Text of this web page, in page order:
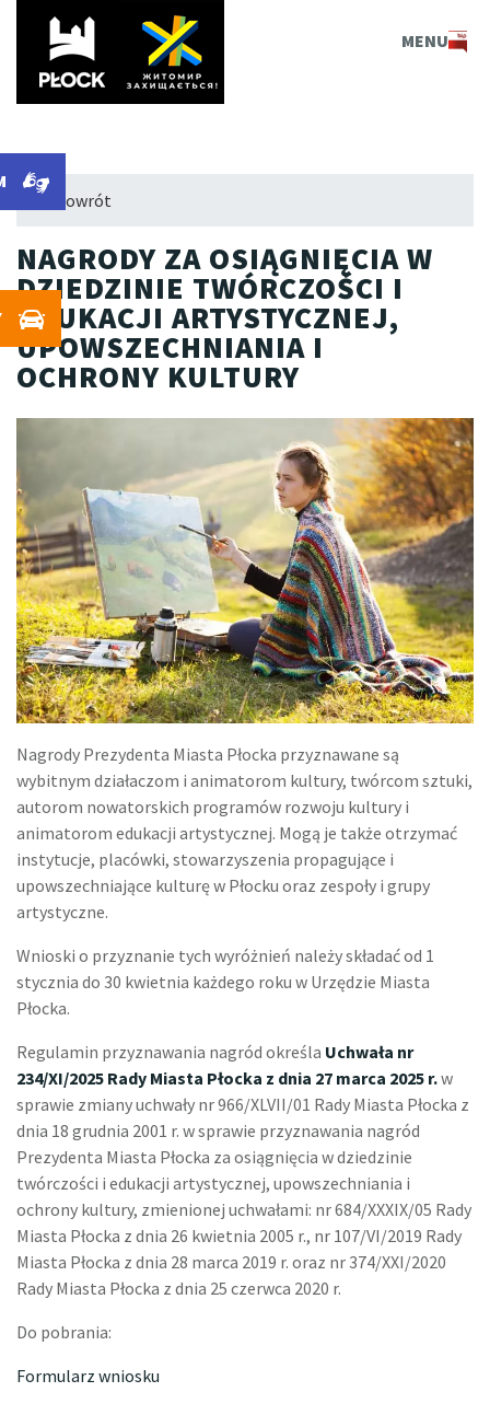
MENU
← Powrót
NAGRODY ZA OSIĄGNIĘCIA W
DZIEDZINIE TWÓRCZOŚCI I
EDUKACJI ARTYSTYCZNEJ,
UPOWSZECHNIANIA I
OCHRONY KULTURY
Nagrody Prezydenta Miasta Płocka przyznawane są
wybitnym działaczom i animatorom kultury, twórcom sztuki,
autorom nowatorskich programów rozwoju kultury i
animatorom edukacji artystycznej. Mogą je także otrzymać
instytucje, placówki, stowarzyszenia propagujące i
upowszechniające kulturę w Płocku oraz zespoły i grupy
artystyczne.
Wnioski o przyznanie tych wyróżnień należy składać od 1
stycznia do 30 kwietnia każdego roku w Urzędzie Miasta
Płocka.
Regulamin przyznawania nagród określa Uchwała nr
234/XI/2025 Rady Miasta Płocka z dnia 27 marca 2025 r.w
sprawie zmiany uchwały nr 966/XLVII/01 Rady Miasta Płocka z
dnia 18 grudnia 2001 r. w sprawie przyznawania nagród
Prezydenta Miasta Płocka za osiągnięcia w dziedzinie
twórczości i edukacji artystycznej, upowszechniania i
ochrony kultury, zmienionej uchwałami: nr 684/XXXIX/05 Rady
Miasta Płocka z dnia 26 kwietnia 2005 r., nr 107/VI/2019 Rady
Miasta Płocka z dnia 28 marca 2019 r. oraz nr 374/XXI/2020
Rady Miasta Płocka z dnia 25 czerwca 2020 r.
Do pobrania:
Formularz wniosku